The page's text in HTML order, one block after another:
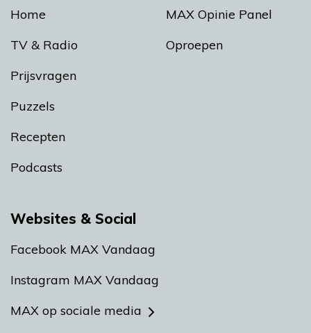
Home
TV & Radio
Prijsvragen
Puzzels
Recepten
Podcasts
MAX Opinie Panel
Oproepen
Websites & Social
Facebook MAX Vandaag
Instagram MAX Vandaag
MAX op sociale media